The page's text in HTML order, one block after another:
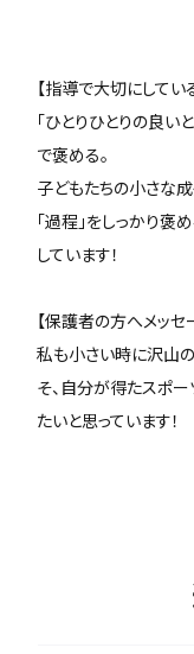
【指導で大切にしてい
「ひとりひとりの良
で褒める。
子どもたちの小さな
「過程」をしっかり
しています！
【保護者の方へメッセ
私も小さい時に沢山
そ、自分が得たスポ
たいと思っています！